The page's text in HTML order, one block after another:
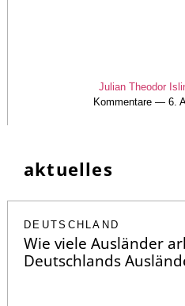
Julian Theodor
Kommentare — 6.
aktuelles
DEUTSCHLAND
Wie viele Ausländer
Deutschlands